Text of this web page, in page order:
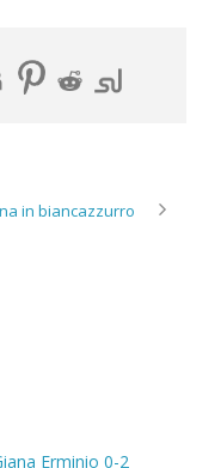
in biancazzurro
Erminio 0-2